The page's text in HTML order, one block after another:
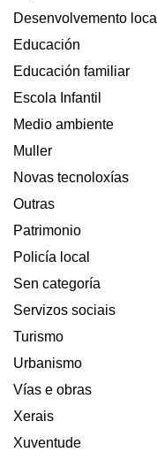
Desenvolvemento local
Educación
Educación familiar
Escola Infantil
Medio ambiente
Muller
Novas tecnoloxías
Outras
Patrimonio
Policía local
Sen categoría
Servizos sociais
Turismo
Urbanismo
Vías e obras
Xerais
Xuventude